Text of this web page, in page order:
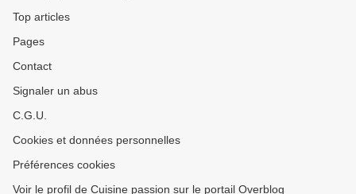
Top articles
Pages
Contact
Signaler un abus
C.G.U.
Cookies et données personnelles
Préférences cookies
Voir le profil de Cuisine passion sur le portail Overblog